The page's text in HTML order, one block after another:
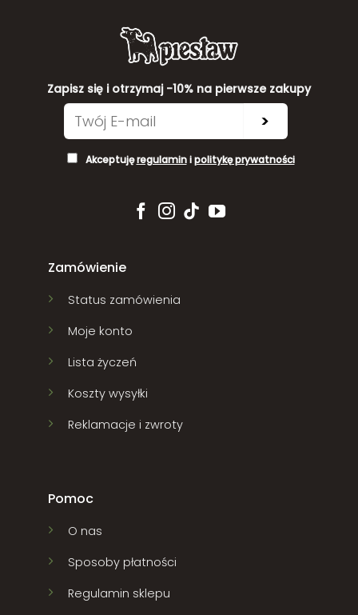
Zapisz się i otrzymaj -10% na pierwsze zakupy
>
Akceptujęregulaminipolitykę prywatności
Zamówienie
Status zamówienia
Moje konto
Lista życzeń
Koszty wysyłki
Reklamacje i zwroty
Pomoc
O nas
Sposoby płatności
Regulamin sklepu